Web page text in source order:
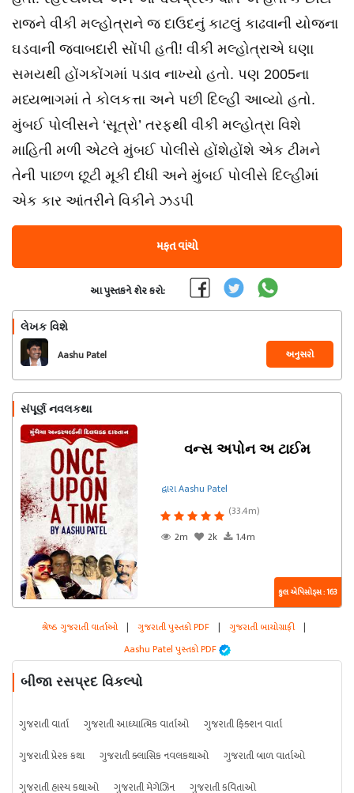
રાજને વીકી મલ્હોત્રાને જ દાઉદનું કાટલું કાઢવાની યોજના
ઘડવાની જવાબદારી સોંપી હતી! વીકી મલ્હોત્રાએ ઘણા
સમયથી હોંગકોંગમાં પડાવ નાખ્યો હતો. પણ 2005ના
મધ્યભાગમાં તે કોલકત્તા અને પછી દિલ્હી આવ્યો હતો.
મુંબઈ પોલીસને ‘સૂત્રો’ તરફથી વીકી મલ્હોત્રા વિશે
માહિતી મળી એટલે મુંબઈ પોલીસે હોંશેહોંશે એક ટીમને
તેની પાછળ છૂટી મૂકી દીધી અને મુંબઈ પોલીસે દિલ્હીમાં
એક કાર આંતરીને વિકીને ઝડપી
મફત વાંચો
આ પુસ્તકને શેર કરો:
લેખક વિશે
Aashu Patel અનુસરો
સંપૂર્ણ નવલકથા
વન્સ અપોન અ ટાઈમ
દ્વારા Aashu Patel
(33.4m)
2m
2k 1.4m
કુલ એપિસોડ્સ : 163
શ્રેષ્ઠ ગુજરાતી વાર્તાઓ | ગુજરાતી પુસ્તકો PDF | ગુજરાતી બાયોગ્રાફી |
Aashu Patel પુસ્તકો PDF
બીજા રસપ્રદ વિકલ્પો
ગુજરાતી વાર્તા ગુજરાતી આધ્યાત્મિક વાર્તાઓ
ગુજરાતી ફિક્શન વાર્તા
ગુજરાતી પ્રેરક કથા
ગુજરાતી ક્લાસિક નવલકથાઓ
ગુજરાતી બાળ વાર્તાઓ
ગુજરાતી હાસ્ય કથાઓ
ગુજરાતી મેગેઝિન ગુજરાતી કવિતાઓ